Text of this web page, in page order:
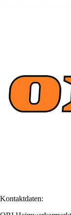
Kontaktdaten: